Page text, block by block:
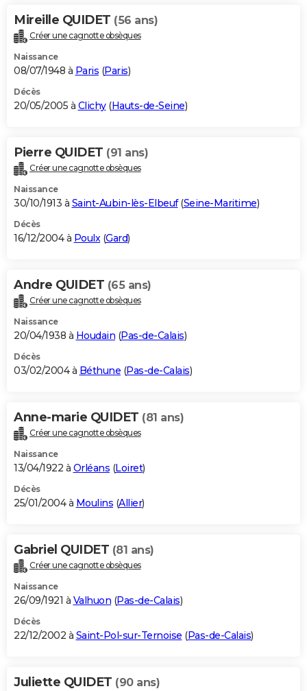
Mireille QUIDET (56 ans)
Créer une cagnotte obsèques
Naissance
08/07/1948 à Paris (Paris)
Décès
20/05/2005 à Clichy(Hauts-de-Seine)
Pierre QUIDET (91 ans)
Créer une cagnotte obsèques
Naissance
30/10/1913 à Saint-Aubin-lès-Elbeuf(Seine-Maritime)
Décès
16/12/2004 à Poulx(Gard)
Andre QUIDET (65 ans)
Créer une cagnotte obsèques
Naissance
20/04/1938 à Houdain (Pas-de-Calais)
Décès
03/02/2004 à Béthune (Pas-de-Calais)
Anne-marie QUIDET (81 ans)
Créer une cagnotte obsèques
Naissance
13/04/1922 à Orléans (Loiret)
Décès
25/01/2004 à Moulins (Allier)
Gabriel QUIDET (81 ans)
Créer une cagnotte obsèques
Naissance
26/09/1921 à Valhuon (Pas-de-Calais)
Décès
22/12/2002 à Saint-Pol-sur-Ternoise (Pas-de-Calais)
Juliette QUIDET (90 ans)